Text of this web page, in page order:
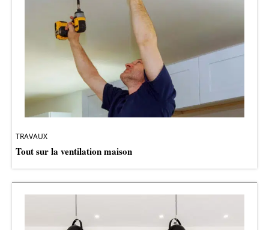
TRAVAUX
Tout sur la ventilation maison